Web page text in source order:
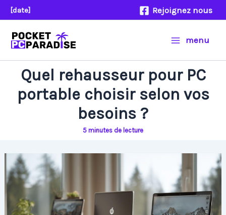
Aller
au
contenu
[date] Rejoignez nous
menu
Quel rehausseur pour PC
portable choisir selon vos
besoins ?
5 minutes de lecture